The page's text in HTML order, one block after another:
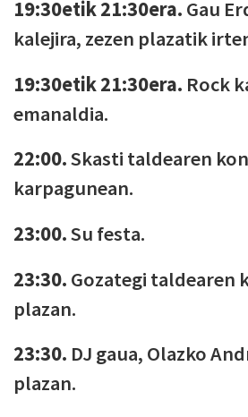
19:30etik 21:30era. Gau
kalejira, zezen plazatik
19:30etik 21:30era. Rock
emanaldia.
22:00.Skasti taldearen
karpagunean.
23:00.Su festa.
23:30. Gozategi taldearen
plazan.
23:30. DJ gaua, Olazko
plazan.